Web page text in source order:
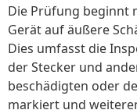
Die Prüfung beginnt
Gerät auf äußere
Dies umfasst die
der Stecker und
beschädigten oder
markiert und